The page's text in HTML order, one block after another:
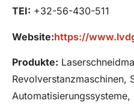
TEI: +32-56-430-511
Website:https://
Produkte:
Revolverstanzmaschinen,